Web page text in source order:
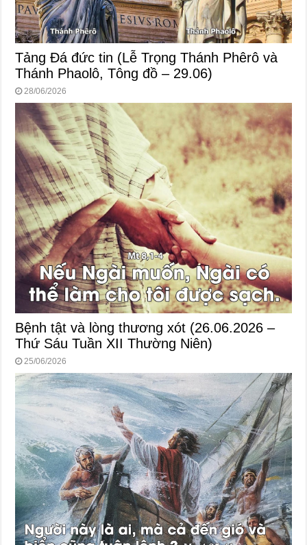
Tảng Đá đức tin (Lễ Trọng Thánh Phêrô và
Thánh Phaolô, Tông đồ – 29.06)
28/06/2026
Bệnh tật và lòng thương xót (26.06.2026 –
Thứ Sáu Tuần XII Thường Niên)
25/06/2026